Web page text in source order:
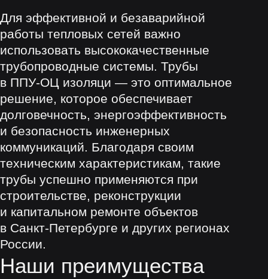
8 800 101 78 77
© Сделано с 💗 в
© ООО «Завод «Эристус», 2026.
Все права защищены
Проконсультируйтесь
с отделом продаж
Остались вопросы?
_________________________
_________________________
Политика конфиденциальности
Опыт
Продукция
Трубы
Фасонные изделия
Блог
Контакты
О компании
Скользящие опоры